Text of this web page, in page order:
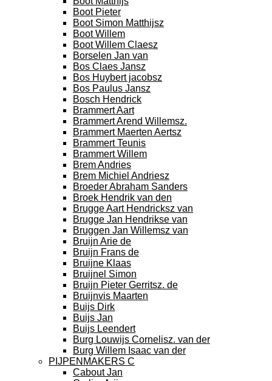
Boot Pieter
Boot Simon Matthijsz
Boot Willem
Boot Willem Claesz
Borselen Jan van
Bos Claes Jansz
Bos Huybert jacobsz
Bos Paulus Jansz
Bosch Hendrick
Brammert Aart
Brammert Arend Willemsz.
Brammert Maerten Aertsz
Brammert Teunis
Brammert Willem
Brem Andries
Brem Michiel Andriesz
Broeder Abraham Sanders
Broek Hendrik van den
Brugge Aart Hendricksz van
Brugge Jan Hendrikse van
Bruggen Jan Willemsz van
Bruijn Arie de
Bruijn Frans de
Bruijne Klaas
Bruijnel Simon
Bruijn Pieter Gerritsz. de
Bruijnvis Maarten
Buijs Dirk
Buijs Jan
Buijs Leendert
Burg Louwijs Cornelisz. van der
Burg Willem Isaac van der
PIJPENMAKERS C
Cabout Jan